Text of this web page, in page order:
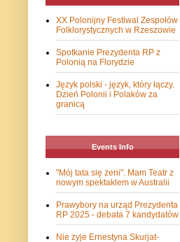
XX Polonijny Festiwal Zespołów
Folklorystycznych w Rzeszowie
Spotkanie Prezydenta RP z
Polonią na Florydzie
Język polski - język, który łączy.
Dzień Polonii i Polaków za
granicą
Events Info
"Mój tata się żeni". Mam Teatr z
nowym spektaklem w Australii
Prawybory na urząd Prezydenta
RP 2025 - debata 7 kandydatów
Nie żyje Ernestyna Skurjat-